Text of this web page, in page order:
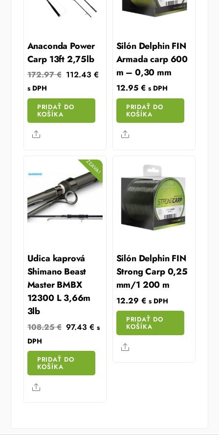
Anaconda Power
Carp 13ft 2,75lb
172.97€ Original
was:
112.43€ Current
price
112.43 €.
s DPH
PRIDAŤ DO
KOŠÍKA
Share
Silón Delphin FIN
Armada carp 600
m – 0,30 mm
12.95 € s DPH
PRIDAŤ DO
KOŠÍKA
Share
ZĽAVA!
Udica kaprová
Shimano Beast
Master BMBX
12300 L 3,66m
3lb
108.25€ Original
was:
97.43€ Current
is:
s
DPH
PRIDAŤ DO
KOŠÍKA
Share
Silón Delphin FIN
Strong Carp 0,25
mm/1 200 m
12.29 € s DPH
PRIDAŤ DO
KOŠÍKA
Share